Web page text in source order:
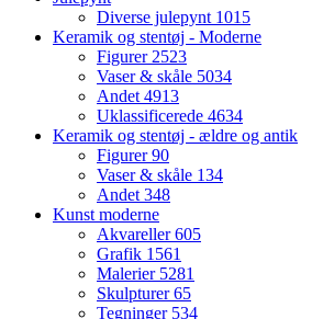
Diverse julepynt 1015
Keramik og stentøj - Moderne
Figurer2523
Vaser & skåle 5034
Andet4913
Uklassificerede 4634
Keramik og stentøj - ældre og antik
Figurer90
Vaser & skåle 134
Andet348
Kunst moderne
Akvareller605
Grafik 1561
Malerier 5281
Skulpturer65
Tegninger 534